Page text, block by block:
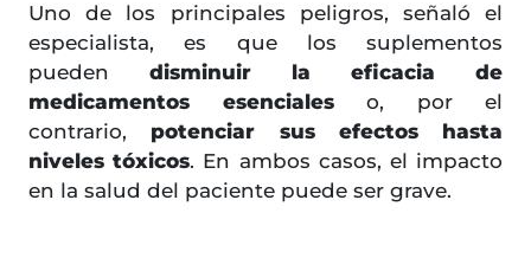
Uno de los principales peligros, señaló el
especialista, es que los suplementos
pueden disminuir la eficacia de
medicamentos esencialeso, por el
contrario, potenciar sus efectos hasta
niveles tóxicos. En ambos casos, el impacto
en la salud del paciente puede ser grave.